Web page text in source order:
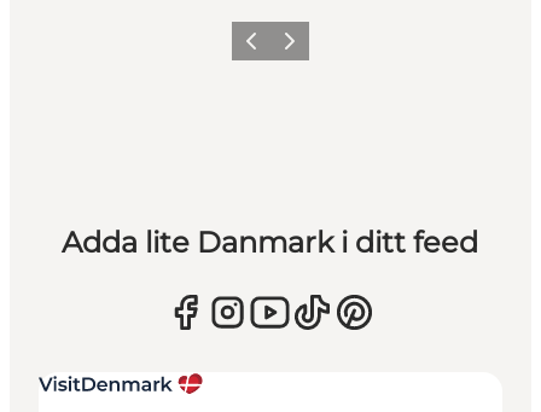
Föregående
Nästa
Adda lite Danmark i ditt feed